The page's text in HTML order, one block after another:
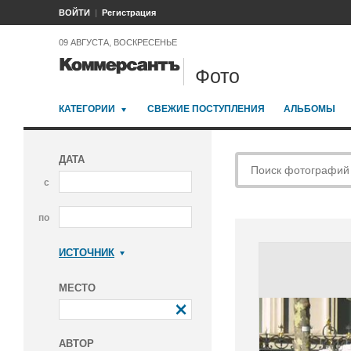
ВОЙТИ Регистрация
09 АВГУСТА, ВОСКРЕСЕНЬЕ
Фото
КАТЕГОРИИ СВЕЖИЕ ПОСТУПЛЕНИЯ АЛЬБОМЫ
ДАТА
с
по
ИСТОЧНИК
МЕСТО
АВТОР